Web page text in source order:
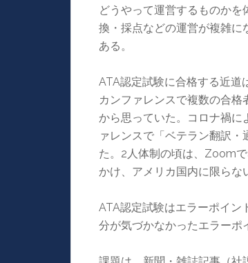
どうやって運営するものか
換・採点などの運営が複雑
ある。
ATA認定試験に合格する近道
カンファレンスで複数の合
から思っていた。コロナ禍
ァレンスで「ベテラン翻訳
た。2人体制の頃は、Zoom
かけ、アメリカ国内に限らな
ATA認定試験はエラーポイン
分が気づかなかったエラーポ